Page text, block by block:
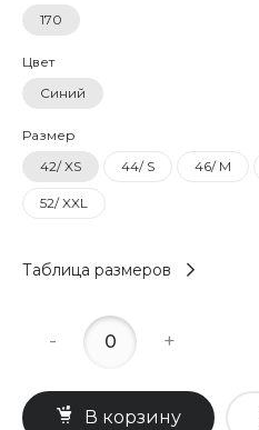
170
Цвет
Синий
Размер
42/ XS
44/ S 46/ M
52/ XXL
Таблица размеров
- +
В корзину